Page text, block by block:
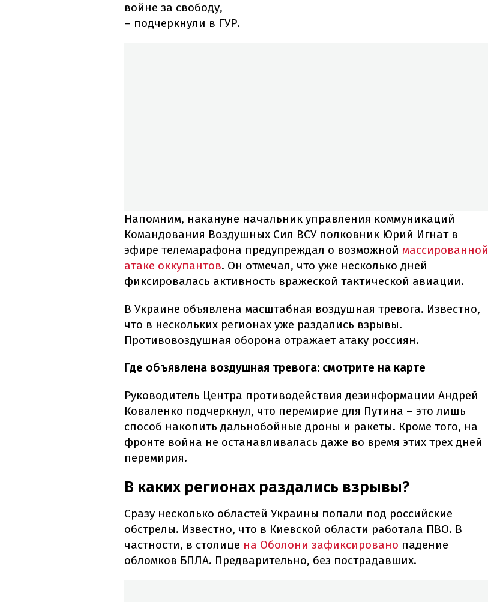
войне за свободу,
– подчеркнули в ГУР.
Напомним, накануне начальник управления коммуникаций
Командования Воздушных Сил ВСУ полковник Юрий Игнат в
эфире телемарафона предупреждал о возможной массированной
атаке оккупантов. Он отмечал, что уже несколько дней
фиксировалась активность вражеской тактической авиации.
В Украине объявлена ​​масштабная воздушная тревога. Известно,
что в нескольких регионах уже раздались взрывы.
Противовоздушная оборона отражает атаку россиян.
Где объявлена ​​воздушная тревога: смотрите на карте
Руководитель Центра противодействия дезинформации Андрей
Коваленко подчеркнул, что перемирие для Путина – это лишь
способ накопить дальнобойные дроны и ракеты. Кроме того, на
фронте война не останавливалась даже во время этих трех дней
перемирия.
В каких регионах раздались взрывы?
Сразу несколько областей Украины попали под российские
обстрелы. Известно, что в Киевской области работала ПВО. В
частности, в столице на Оболони зафиксировано падение
обломков БПЛА. Предварительно, без пострадавших.